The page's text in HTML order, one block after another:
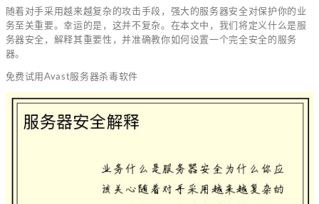
随着对手采用越来越复杂的攻击手段，强大的服务器安全对保护你的业
务至关重要。幸运的是，这并不复杂。在本文中，我们将定义什么是服
务器安全，解释其重要性，并准确教你如何设置一个完全安全的服务
器。
免费试用Avast服务器杀毒软件